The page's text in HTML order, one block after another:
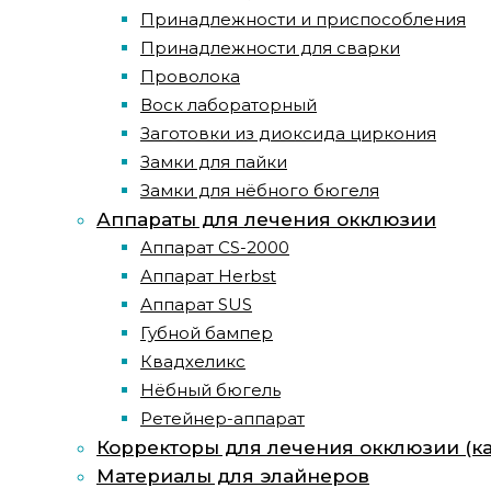
Принадлежности и приспособления
Принадлежности для сварки
Проволока
Воск лабораторный
Заготовки из диоксида циркония
Замки для пайки
Замки для нёбного бюгеля
Аппараты для лечения окклюзии
Аппарат CS-2000
Аппарат Herbst
Аппарат SUS
Губной бампер
Квадхеликс
Нёбный бюгель
Ретейнер-аппарат
Корректоры для лечения окклюзии
Материалы для элайнеров